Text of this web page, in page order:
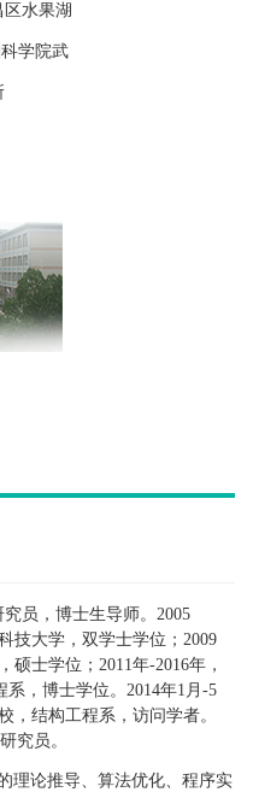
水果湖
学院武
员，博士生导师。2005
技大学，双学士学位；2009
硕士学位；2011年-2016年，
，博士学位。2014年1月-5
，结构工程系，访问学者。
究员。
理论推导、算法优化、程序实